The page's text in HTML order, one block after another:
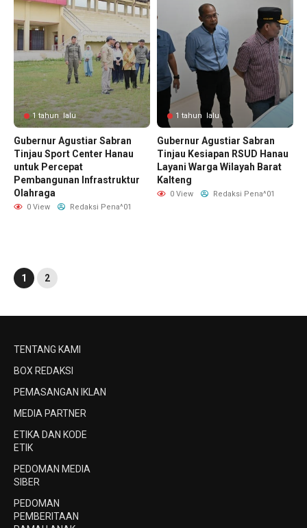
1 tahun lalu
Gubernur Agustiar Sabran
Tinjau Sport Center Hanau
untuk Percepat
Pembangunan Infrastruktur
Olahraga
0 View Redaksi Pena^01
1 tahun lalu
Gubernur Agustiar Sabran
Tinjau Kesiapan RSUD Hanau
Layani Warga Wilayah Barat
Kalteng
0 View Redaksi Pena^01
1 2
TENTANG KAMI
BOX REDAKSI
PEMASANGAN IKLAN
MEDIA PARTNER
ETIKA DAN KODE
ETIK
PEDOMAN MEDIA
SIBER
PEDOMAN
PEMBERITAAN